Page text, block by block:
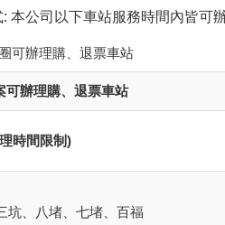
本公司以下車站服務時間內皆可辦
可辦理購、退票車站
可辦理購、退票車站
時間限制)
坑、八堵、七堵、百福